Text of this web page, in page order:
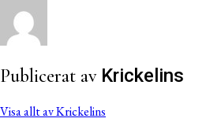
Publicerat av Krickelins
Visa allt av Krickelins